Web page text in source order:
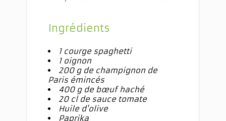
Ingrédients
1 courge spaghetti
1 oignon
200 gde champignon de
Paris émincés
400 gde bœuf haché
20 cl de sauce tomate
Huile d'olive
Paprika